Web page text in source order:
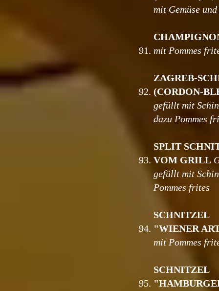
91.
92.
93.
94.
95.
mit Gemüse
mit Pommes
ZAGREB-
(CORDON-
gefüllt mit
dazu Pommes
SPLIT
VOM GRILL
gefüllt mit
Pommes frites
SCHNITZEL
"WIENER
mit Pommes
SCHNITZEL